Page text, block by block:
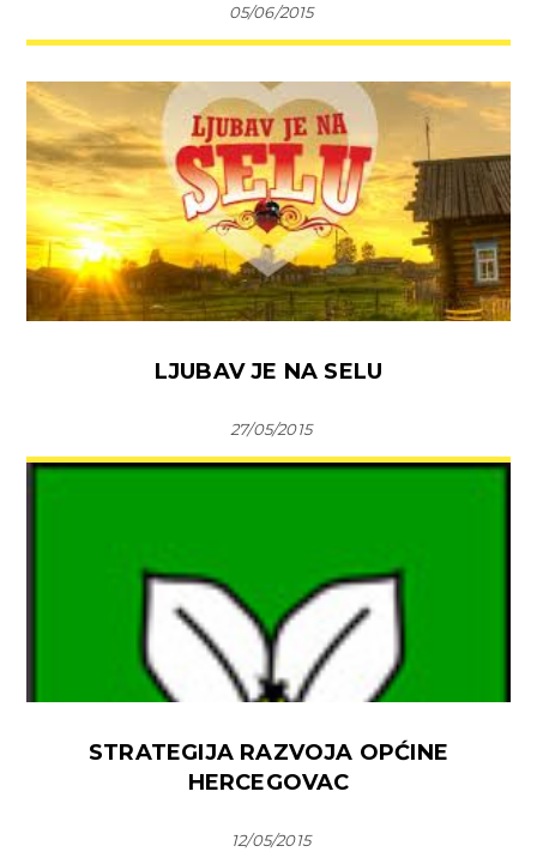
05/06/2015
LJUBAV JE NA SELU
27/05/2015
STRATEGIJA RAZVOJA OPĆINE
HERCEGOVAC
12/05/2015